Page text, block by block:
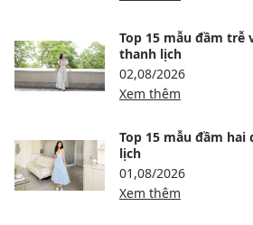
Top 15 mẫu đầm
thanh lịch
02,08/2026
Xem thêm
Top 15 mẫu đầm
lịch
01,08/2026
Xem thêm